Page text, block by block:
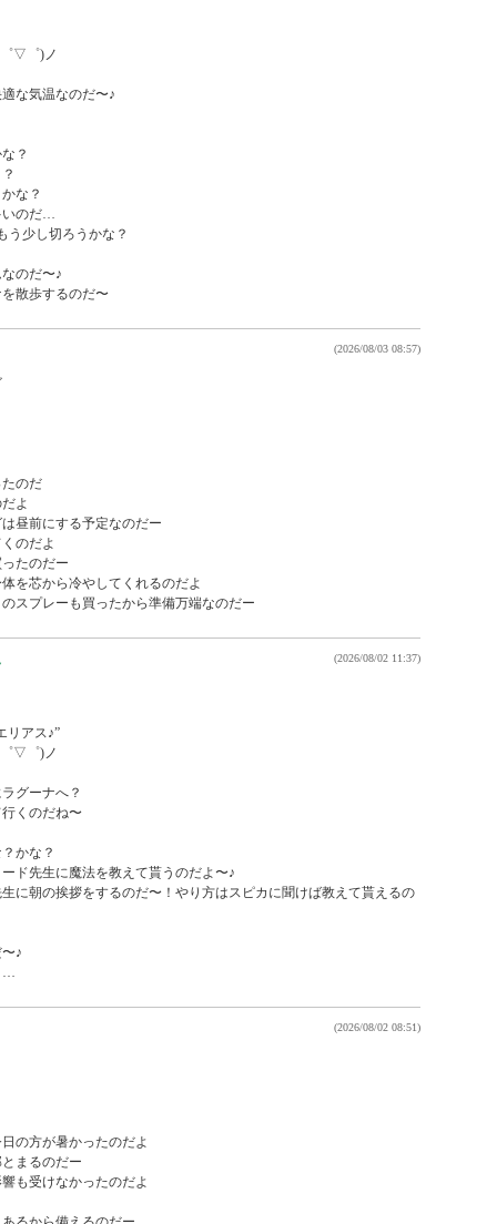
▽゜)ノ
な気温なのだ〜♪
？
な？
いのだ…
う少し切ろうかな？
のだ〜♪
散歩するのだ〜
のだ
よ
昼前にする予定なのだー
のだよ
たのだー
を芯から冷やしてくれるのだよ
スプレーも買ったから準備万端なのだー
(2026/08/03 08:57)
リアス♪”
▽゜)ノ
グーナへ？
くのだね〜
かな？
ド先生に魔法を教えて貰うのだよ〜♪
に朝の挨拶をするのだ〜！やり方はスピカに聞けば教えて貰えるの
♪
…
(2026/08/02 11:37)
の方が暑かったのだよ
まるのだー
も受けなかったのだよ
(2026/08/02 08:51)